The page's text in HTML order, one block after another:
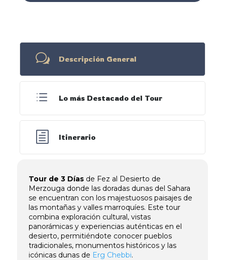
Tour de 3 Días de Fez al Desierto de
Merzouga donde las doradas dunas del Sahara
se encuentran con los majestuosos paisajes de
las montañas y valles marroquíes. Este tour
combina exploración cultural, vistas
panorámicas y experiencias auténticas en el
desierto, permitiéndote conocer pueblos
tradicionales, monumentos históricos y las
icónicas dunas de Erg Chebbi.
w Descripción General
d Lo más Destacado del Tour
h Itinerario